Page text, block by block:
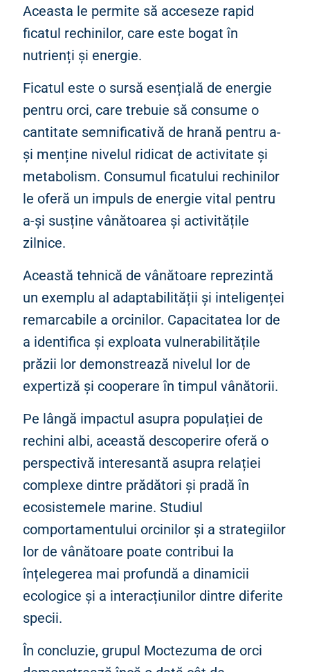
Aceasta le permite să acceseze rapid
ficatul rechinilor, care este bogat în
nutrienți și energie.
Ficatul este o sursă esențială de energie
pentru orci, care trebuie să consume o
cantitate semnificativă de hrană pentru a-
și menține nivelul ridicat de activitate și
metabolism. Consumul ficatului rechinilor
le oferă un impuls de energie vital pentru
a-și susține vânătoarea și activitățile
zilnice.
Această tehnică de vânătoare reprezintă
un exemplu al adaptabilității și inteligenței
remarcabile a orcinilor. Capacitatea lor de
a identifica și exploata vulnerabilitățile
prăzii lor demonstrează nivelul lor de
expertiză și cooperare în timpul vânătorii.
Pe lângă impactul asupra populației de
rechini albi, această descoperire oferă o
perspectivă interesantă asupra relației
complexe dintre prădători și pradă în
ecosistemele marine. Studiul
comportamentului orcinilor și a strategiilor
lor de vânătoare poate contribui la
înțelegerea mai profundă a dinamicii
ecologice și a interacțiunilor dintre diferite
specii.
În concluzie, grupul Moctezuma de orci